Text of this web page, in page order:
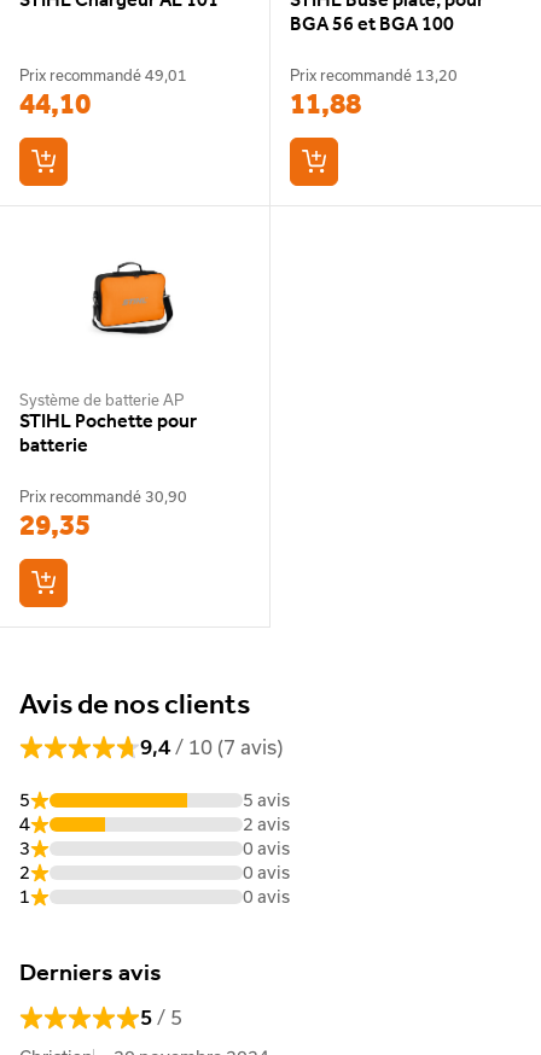
620 m³/h
560 m³/h
90 dB(A)
Prix recommandé 49,01
44,10
BGA 56 et BGA 100
Prix recommandé 13,20
11,88
Système de batterie AP
STIHL Pochette pour
batterie
Prix recommandé 30,90
29,35
Avis de nos clients
9,4/ 10 (7 avis)
5
5 avis
4
2 avis
3
0 avis
2
0 avis
1
0 avis
Derniers avis
5 / 5